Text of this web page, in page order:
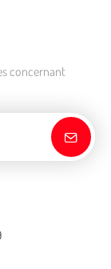
concernant